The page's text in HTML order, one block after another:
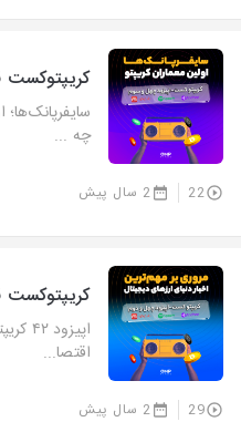
سایفرپانک‌ها؛
چه ...
22 2 سال پیش
اقتصا...
29 2 سال پیش